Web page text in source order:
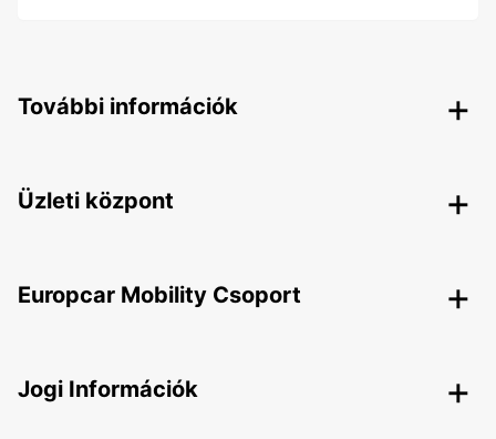
További információk
Üzleti központ
Europcar Mobility Csoport
Jogi Információk